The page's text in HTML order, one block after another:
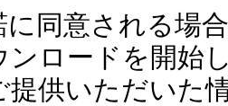
に同意される場
ンロードを開始
提供いただいた